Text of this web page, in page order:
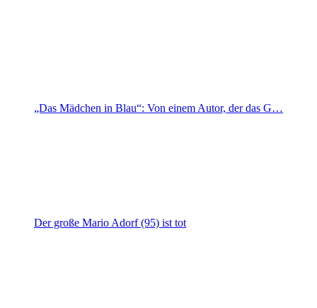
„Das Mädchen in Blau“: Von einem Autor, der das G…
Der große Mario Adorf (95) ist tot